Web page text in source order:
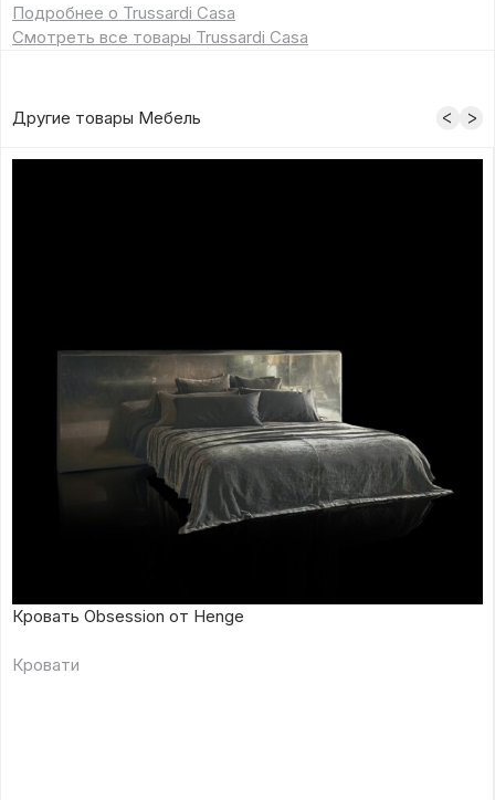
Подробнее о Trussardi Casa
Смотреть все товары Trussardi Casa
Другие товары Мебель
Кровать Obsession от Henge
Кровати